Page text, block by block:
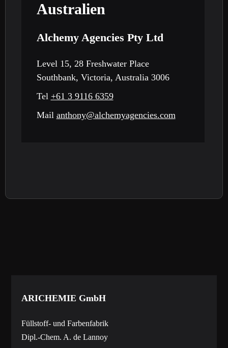
Australien
Alchemy Agencies Pty Ltd
Level 15, 28 Freshwater Place
Southbank, Victoria, Australia 3006
Tel +61 3 9116 6359
Mail anthony@alchemyagencies.com
ARICHEMIE GmbH
Füllstoff- und Farbenfabrik
Dipl.-Chem. A. de Lannoy